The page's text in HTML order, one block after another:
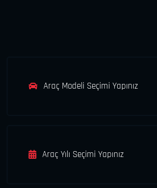
Araç Modeli Seçimi Yapınız
Araç Yılı Seçimi Yapınız